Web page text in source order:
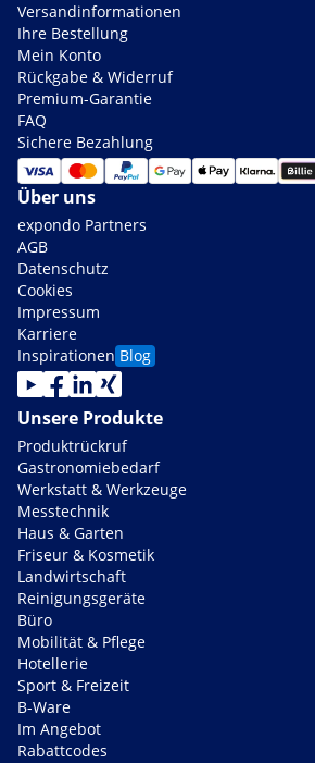
Versandinformationen
Ihre Bestellung
Mein Konto
Rückgabe & Widerruf
Premium-Garantie
FAQ
Sichere Bezahlung
Über uns
expondo Partners
AGB
Datenschutz
Cookies
Impressum
Karriere
Inspirationen Blog
Unsere Produkte
Produktrückruf
Gastronomiebedarf
Werkstatt & Werkzeuge
Messtechnik
Haus & Garten
Friseur & Kosmetik
Landwirtschaft
Reinigungsgeräte
Büro
Mobilität & Pflege
Hotellerie
Sport & Freizeit
B-Ware
Im Angebot
Rabattcodes